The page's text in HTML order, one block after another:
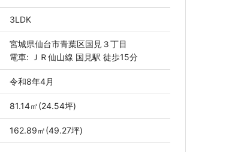
3LDK
宮城県仙台市青葉区国見３丁目
電車: ＪＲ仙山線 国見駅 徒歩15分
令和8年4月
81.14㎡(24.54坪)
162.89㎡(49.27坪)